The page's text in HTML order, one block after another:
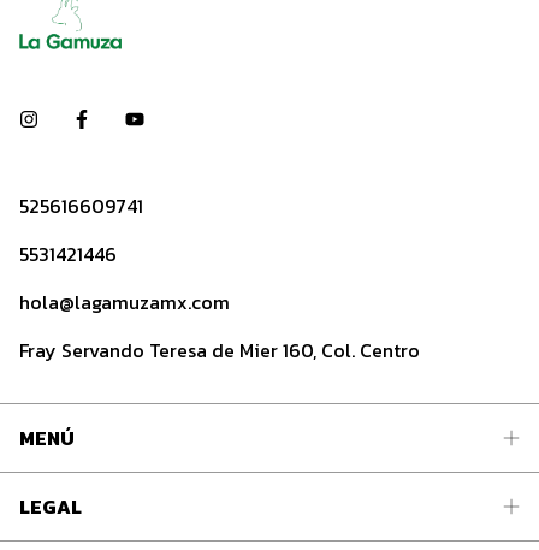
525616609741
5531421446
hola@lagamuzamx.com
Fray Servando Teresa de Mier 160, Col. Centro
MENÚ
LEGAL